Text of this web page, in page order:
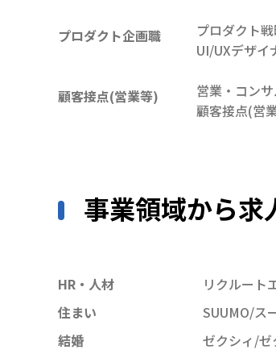
プロダクト企画職 プロダクト
UI/UXデザイ
顧客接点(営業等) 営業・コン
顧客接点(営
事業領域から求
HR・人材
リクルート
住まい
SUUMO/ス
結婚
ゼクシィ/ゼ